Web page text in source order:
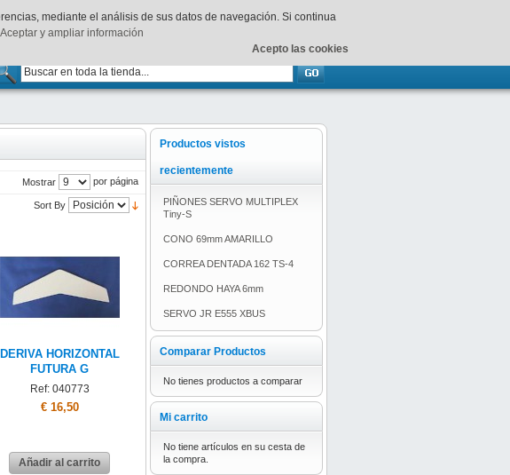
Sucarrito está vacío.
Mostrar por página
Sort By
DERIVA HORIZONTAL
FUTURA G
Ref: 040773
€ 16,50
Añadir al carrito
Productos vistos
recientemente
PIÑONES SERVO MULTIPLEX
Tiny-S
CONO 69mm AMARILLO
CORREA DENTADA 162 TS-4
REDONDO HAYA 6mm
SERVO JR E555 XBUS
Comparar Productos
No tienes productos a comparar
Mi carrito
No tiene artículos en su cesta de
la compra.
mediante el análisis de sus datos de navegación. Si continua
Aceptar y ampliar información
Acepto las cookies